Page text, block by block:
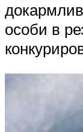
особи в